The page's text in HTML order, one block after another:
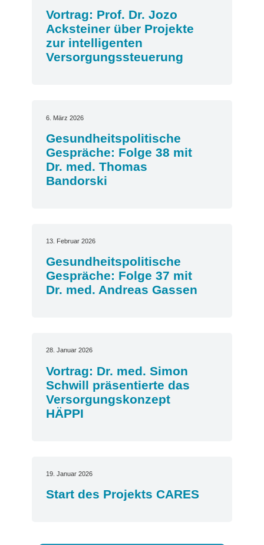
Vortrag: Prof. Dr. Jozo
Acksteiner über Projekte
zur intelligenten
Versorgungssteuerung
6. März 2026
Gesundheitspolitische
Gespräche: Folge 38 mit
Dr. med. Thomas
Bandorski
13. Februar 2026
Gesundheitspolitische
Gespräche: Folge 37 mit
Dr. med. Andreas Gassen
28. Januar 2026
Vortrag: Dr. med. Simon
Schwill präsentierte das
Versorgungskonzept
HÄPPI
19. Januar 2026
Start des Projekts CARES